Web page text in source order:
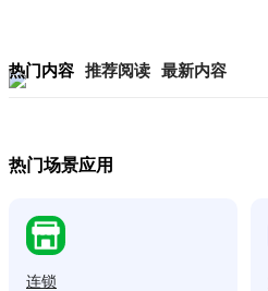
热门内容 推荐阅读 最新内容
热门场景应用
连锁